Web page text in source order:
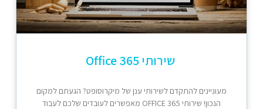
שירותי Office 365
מעוניינים להתקדם לשירותי ענן של מיקרוסופט? הגעתם למקום
הנכון! שירותי OFFICE 365 מאפשרים לעובדים שלכם לעבוד